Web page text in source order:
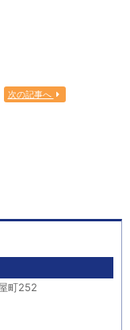
次の記事へ
町252